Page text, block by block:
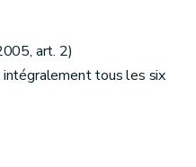
art. 2)
tous les six